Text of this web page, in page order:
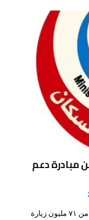
ضمن مبادرة دعم
أعلنت وزارة الصحة والسكان استقبال أكثر من ٧١ مليون زيارة